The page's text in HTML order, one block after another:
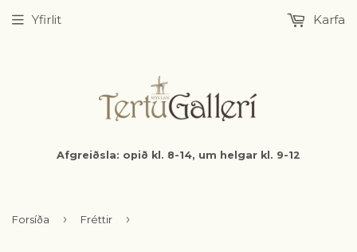
Afgreiðsla: opið kl. 8-14, um helgar kl. 9-12
Yfirlit Karfa
Forsíða › Fréttir ›